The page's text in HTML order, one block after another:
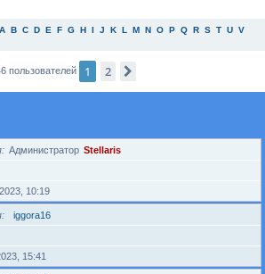
A B C D E F G H I J K L M N O P Q R S T U V
пользователей 1 2
Администратор Stellaris
10:19
iggora16
15:41